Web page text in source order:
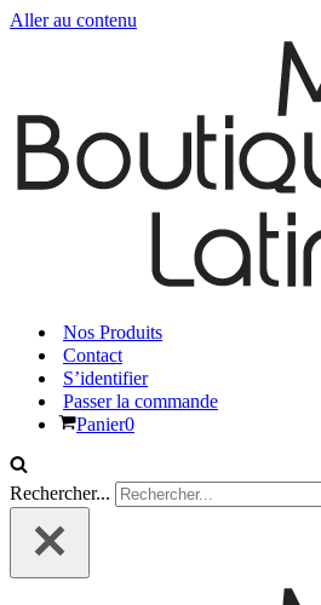
Aller au contenu
Nos Produits
Contact
S’identifier
Passer la commande
Panier0
Rechercher...